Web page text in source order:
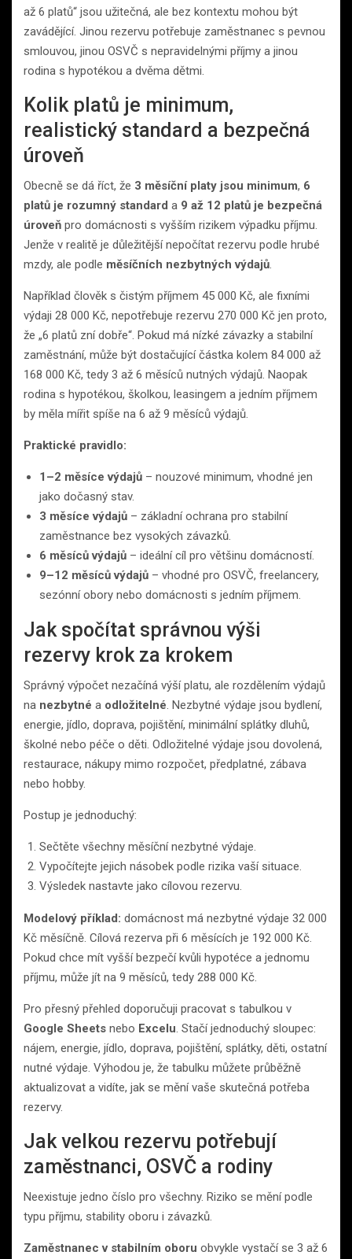
až 6 platů“ jsou užitečná, ale bez kontextu mohou být
zavádějící. Jinou rezervu potřebuje zaměstnanec s pevnou
smlouvou, jinou OSVČ s nepravidelnými příjmy a jinou
rodina s hypotékou a dvěma dětmi.
Kolik platů je minimum,
realistický standard a bezpečná
úroveň
Obecně se dá říct, že 3 měsíční platy jsou minimum, 6
platů je rozumný standard a 9 až 12 platů je bezpečná
úroveň pro domácnosti s vyšším rizikem výpadku příjmu.
Jenže v realitě je důležitější nepočítat rezervu podle hrubé
mzdy, ale podle měsíčních nezbytných výdajů
Například člověk s čistým příjmem 45 000 Kč, ale fixními
výdaji 28 000 Kč, nepotřebuje rezervu 270 000 Kč jen proto,
že „6 platů zní dobře“. Pokud má nízké závazky a stabilní
zaměstnání, může být dostačující částka kolem 84 000 až
168 000 Kč, tedy 3 až 6 měsíců nutných výdajů. Naopak
rodina s hypotékou, školkou, leasingem a jedním příjmem
by měla mířit spíše na 6 až 9 měsíců výdajů.
Praktické pravidlo:
1–2 měsíce výdajů – nouzové minimum, vhodné jen
jako dočasný stav.
3 měsíce výdajů – základní ochrana pro stabilní
zaměstnance bez vysokých závazků.
6 měsíců výdajů – ideální cíl pro většinu domácností.
9–12 měsíců výdajů – vhodné pro OSVČ, freelancery,
sezónní obory nebo domácnosti s jedním příjmem.
Jak spočítat správnou výši
rezervy krok za krokem
Správný výpočet nezačíná výší platu, ale rozdělením výdajů
na nezbytné a odložitelné . Nezbytné výdaje jsou bydlení,
energie, jídlo, doprava, pojištění, minimální splátky dluhů,
školné nebo péče o děti. Odložitelné výdaje jsou dovolená,
restaurace, nákupy mimo rozpočet, předplatné, zábava
nebo hobby.
Postup je jednoduchý:
Sečtěte všechny měsíční nezbytné výdaje.
Vypočítejte jejich násobek podle rizika vaší situace.
Výsledek nastavte jako cílovou rezervu.
Modelový příklad: domácnost má nezbytné výdaje 32 000
Kč měsíčně. Cílová rezerva při 6 měsících je 192 000 Kč.
Pokud chce mít vyšší bezpečí kvůli hypotéce a jednomu
příjmu, může jít na 9 měsíců, tedy 288 000 Kč.
Pro přesný přehled doporučuji pracovat s tabulkou v
Google Sheets nebo Excelu . Stačí jednoduchý sloupec:
nájem, energie, jídlo, doprava, pojištění, splátky, děti, ostatní
nutné výdaje. Výhodou je, že tabulku můžete průběžně
aktualizovat a vidíte, jak se mění vaše skutečná potřeba
rezervy.
Jak velkou rezervu potřebují
zaměstnanci, OSVČ a rodiny
Neexistuje jedno číslo pro všechny. Riziko se mění podle
typu příjmu, stability oboru i závazků.
Zaměstnanec v stabilním oboru obvykle vystačí se 3 až 6